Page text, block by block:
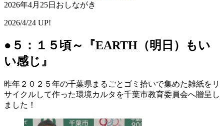
2026年4月25日おしながき
2026/4/24 UP!
●５：１５頃～『EARTH（明日）もい
い感じ』
昨年２０２５年の千葉県まるごとゴミ拾いで集めた雑紙をリ
サイクルして作った環境カルタを千葉市教育委員会へ贈呈し
ました！